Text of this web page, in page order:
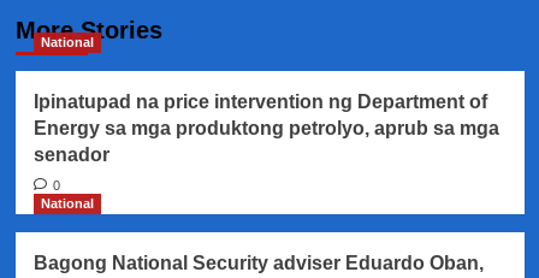
More Stories
National
Ipinatupad na price intervention ng Department of
Energy sa mga produktong petrolyo, aprub sa mga
senador
0
National
Bagong National Security adviser Eduardo Oban,